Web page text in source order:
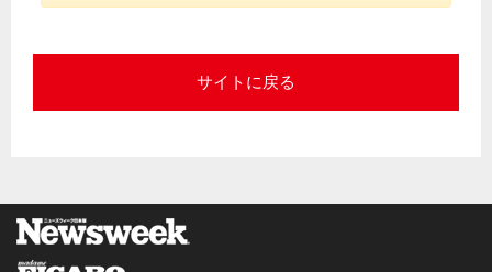
サイトに戻る